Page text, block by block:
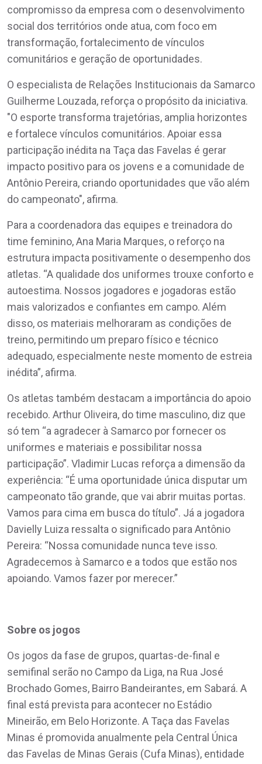
compromisso da empresa com o desenvolvimento
social dos territórios onde atua, com foco em
transformação, fortalecimento de vínculos
comunitários e geração de oportunidades.
O especialista de Relações Institucionais da Samarco
Guilherme Louzada, reforça o propósito da iniciativa.
"O esporte transforma trajetórias, amplia horizontes
e fortalece vínculos comunitários. Apoiar essa
participação inédita na Taça das Favelas é gerar
impacto positivo para os jovens e a comunidade de
Antônio Pereira, criando oportunidades que vão além
do campeonato", afirma.
Para a coordenadora das equipes e treinadora do
time feminino, Ana Maria Marques, o reforço na
estrutura impacta positivamente o desempenho dos
atletas. “A qualidade dos uniformes trouxe conforto e
autoestima. Nossos jogadores e jogadoras estão
mais valorizados e confiantes em campo. Além
disso, os materiais melhoraram as condições de
treino, permitindo um preparo físico e técnico
adequado, especialmente neste momento de estreia
inédita”, afirma.
Os atletas também destacam a importância do apoio
recebido. Arthur Oliveira, do time masculino, diz que
só tem “a agradecer à Samarco por fornecer os
uniformes e materiais e possibilitar nossa
participação”. Vladimir Lucas reforça a dimensão da
experiência: “É uma oportunidade única disputar um
campeonato tão grande, que vai abrir muitas portas.
Vamos para cima em busca do título”. Já a jogadora
Davielly Luiza ressalta o significado para Antônio
Pereira: “Nossa comunidade nunca teve isso.
Agradecemos à Samarco e a todos que estão nos
apoiando. Vamos fazer por merecer.”
Sobre os jogos
Os jogos da fase de grupos, quartas-de-final e
semifinal serão no Campo da Liga, na Rua José
Brochado Gomes, Bairro Bandeirantes, em Sabará. A
final está prevista para acontecer no Estádio
Mineirão, em Belo Horizonte. A Taça das Favelas
Minas é promovida anualmente pela Central Única
das Favelas de Minas Gerais (Cufa Minas), entidade